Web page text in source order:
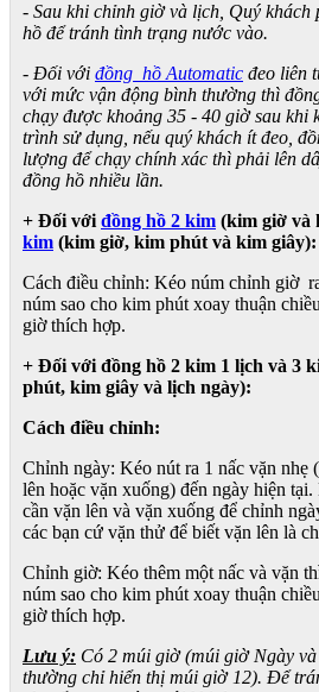
- Sau khi chỉnh giờ và lịch, Quý khách
hồ để tránh tình trạng nước vào.
- Đối với đồng hồ Automatic đeo liên
với mức vận động bình thường thì
chạy được khoảng 35 - 40 giờ sau khi
trình sử dụng, nếu quý khách ít đeo,
lượng để chạy chính xác thì phải lên
đồng hồ nhiều lần.
+ Đối với đồng hồ 2 kim (kim giờ và
kim (kim giờ, kim phút và kim giây):
Cách điều chỉnh: Kéo núm chỉnh giờ
núm sao cho kim phút xoay thuận
giờ thích hợp.
+ Đối với đồng hồ 2 kim 1 lịch và 3
phút, kim giây và lịch ngày):
Cách điều chỉnh:
Chỉnh ngày: Kéo nút ra 1 nấc vặn nhẹ
lên hoặc vặn xuống) đến ngày hiện
cần vặn lên và vặn xuống để chỉnh
các bạn cứ vặn thử để biết vặn lên là
Chỉnh giờ: Kéo thêm một nấc và vặn
núm sao cho kim phút xoay thuận
giờ thích hợp.
Lưu ý: Có 2 múi giờ (múi giờ Ngày
thường chỉ hiển thị múi giờ 12). Để